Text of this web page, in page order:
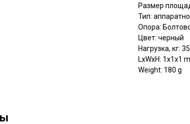
Размер
Тип:
Опора:
Цвет: черный
Нагрузка, кг: 35
LxWxH: 1x1x1
Weight: 180 g